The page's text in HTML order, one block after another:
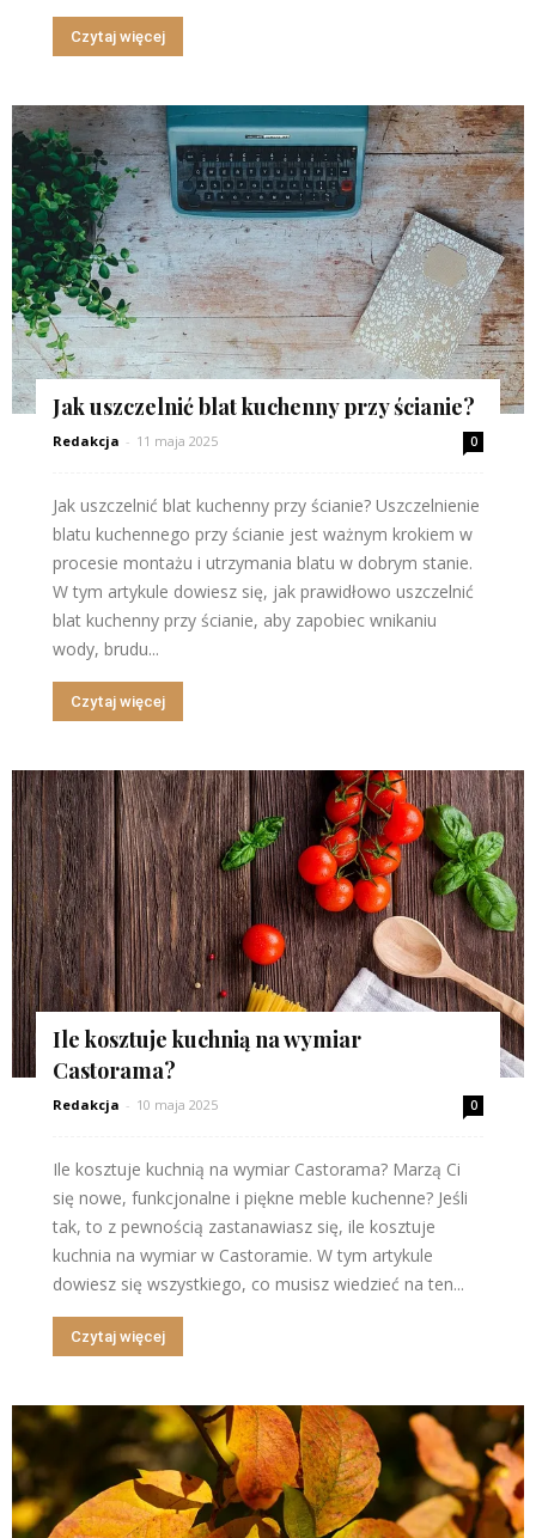
Czytaj więcej
Jak uszczelnić blat kuchenny przy ścianie?
Redakcja - 11 maja 2025 0
Jak uszczelnić blat kuchenny przy ścianie? Uszczelnienie
blatu kuchennego przy ścianie jest ważnym krokiem w
procesie montażu i utrzymania blatu w dobrym stanie.
W tym artykule dowiesz się, jak prawidłowo uszczelnić
blat kuchenny przy ścianie, aby zapobiec wnikaniu
wody, brudu...
Czytaj więcej
Ile kosztuje kuchnią na wymiar
Castorama?
Redakcja - 10 maja 2025 0
Ile kosztuje kuchnią na wymiar Castorama? Marzą Ci
się nowe, funkcjonalne i piękne meble kuchenne? Jeśli
tak, to z pewnością zastanawiasz się, ile kosztuje
kuchnia na wymiar w Castoramie. W tym artykule
dowiesz się wszystkiego, co musisz wiedzieć na ten...
Czytaj więcej